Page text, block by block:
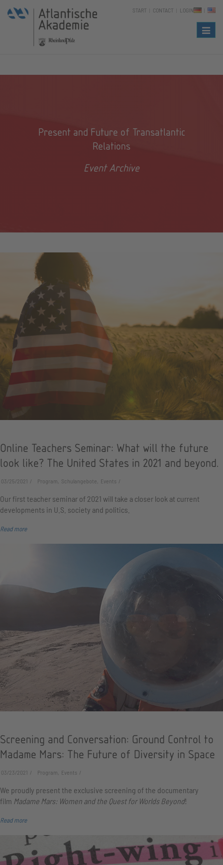
START CONTACT LOGIN
Present and Future of Transatlantic
Relations
Event Archive
Online Teachers Seminar: What will the future
look like? The United States in 2021 and beyond.
03/25/2021 Program, Schulangebote, Events
Our first teacher seminar of 2021 will take a closer look at current
developments in U.S. society and politics.
Read more
Screening and Conversation: Ground Control to
Madame Mars: The Future of Diversity in Space
03/23/2021 Program, Events
We proudly present the exclusive screening of the documentary
film Madame Mars: Women and the Quest for Worlds Beyond!
Read more